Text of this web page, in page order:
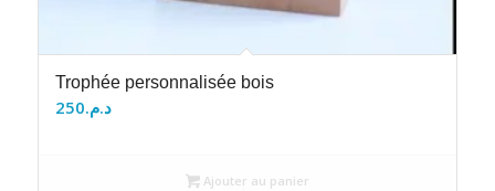
Trophée personnalisée bois
د.م.250
Ajouter au panier